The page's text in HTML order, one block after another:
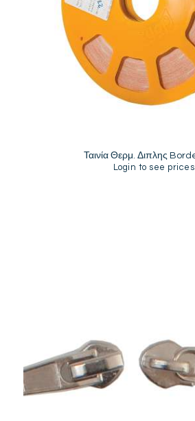
Ταινία Θερμ. Διπλης
Login to see prices